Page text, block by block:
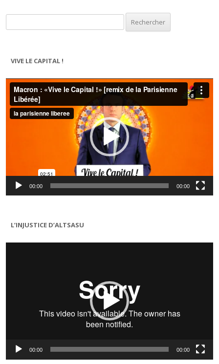
VIVE LE CAPITAL !
Lecteur
vidéo
00:00 00:00
L’INJUSTICE D’ALTSASU
Lecteur
00:00 00:00